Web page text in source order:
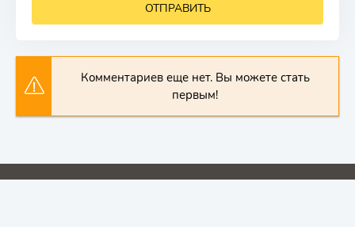
ОТПРАВИТЬ
Комментариев еще нет. Вы можете стать
первым!